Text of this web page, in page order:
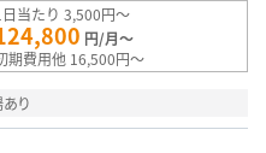
日当たり 3,500円～
円/月～
期費用他 16,500円～
り